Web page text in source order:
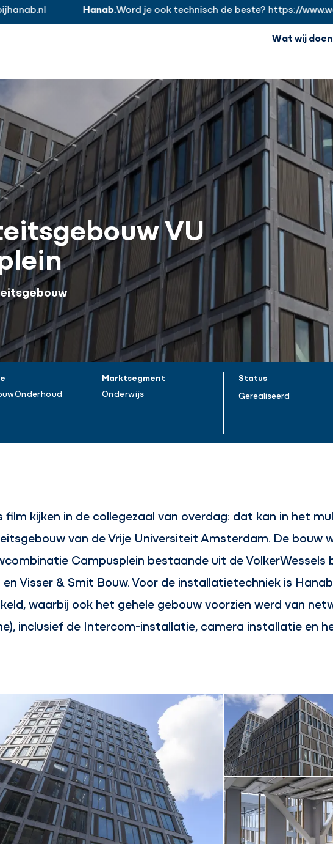
Hanab.Word je ook technisch de beste? https://
Wat wij doen
VU
Onderhoud
Marktsegment
Onderwijs
Status
Gerealiseerd
film kijken in de collegezaal van overdag: dat kan in het
van de Vrije Universiteit Amsterdam. De bouw
Campusplein bestaande uit de VolkerWessels
en Visser & Smit Bouw. Voor de installatietechniek is
waarbij ook het gehele gebouw voorzien werd van
inclusief de Intercom-installatie, camera installatie en